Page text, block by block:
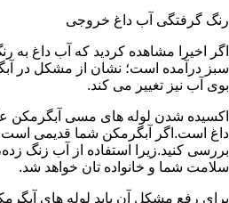
رنگ گرفتگی آب داغ خروجی
اگر اخیرا مشاهده کردید که آب داغ به
سبز درآمده است؛ نشان از مشکل در
بوی آب نیز تغییر می کند.
اکسیده شدن لوله های مسی آبگرمکن
داغ است.اگر آبگرمکن شما قدیمی
بررسی کنید.زیرا استفاده از آب زنگ
سلامت شما و خانواده تان خواهد شد.
برای رفع مشکل آن باید لوله های